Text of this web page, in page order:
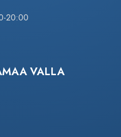
20:00
VALLA